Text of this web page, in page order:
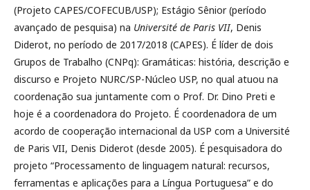
(Projeto CAPES/COFECUB/USP); Estágio Sênior (período
avançado de pesquisa) na Université de Paris VII, Denis
Diderot, no período de 2017/2018 (CAPES). É líder de dois
Grupos de Trabalho (CNPq): Gramáticas: história, descrição e
discurso e Projeto NURC/SP-Núcleo USP, no qual atuou na
coordenação sua juntamente com o Prof. Dr. Dino Preti e
hoje é a coordenadora do Projeto. É coordenadora de um
acordo de cooperação internacional da USP com a Université
de Paris VII, Denis Diderot (desde 2005). É pesquisadora do
projeto “Processamento de linguagem natural: recursos,
ferramentas e aplicações para a Língua Portuguesa” e do